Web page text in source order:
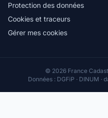
Protection des données
Cookies et traceurs
Gérer mes cookies
© 2026 France
Données : DGFiP · DINUM ·